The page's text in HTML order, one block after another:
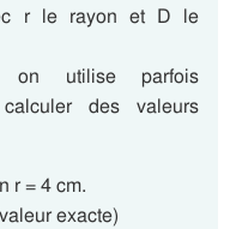
r le rayon et D le
on utilise parfois
des valeurs
r = 4 cm.
exacte)